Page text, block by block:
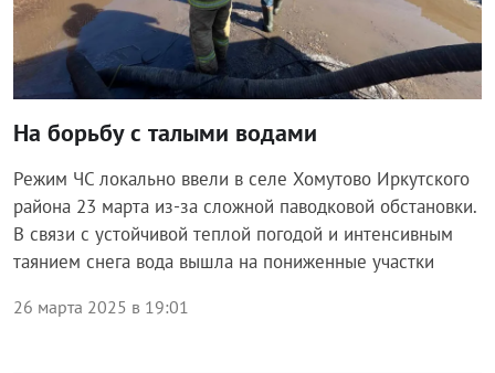
На борьбу с талыми водами
Режим ЧС локально ввели в селе Хомутово Иркутского
района 23 марта из-за сложной паводковой обстановки.
В связи с устойчивой теплой погодой и интенсивным
таянием снега вода вышла на пониженные участки
26 марта 2025 в 19:01